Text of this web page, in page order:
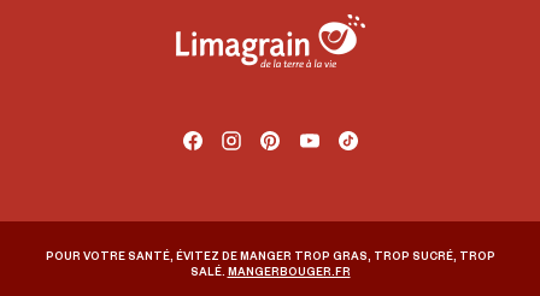
FacebookInstagramPinterestYoutubeTiktok
POUR VOTRE SANTÉ, ÉVITEZ DE MANGER TROP GRAS, TROP SUCRÉ, TROP
SALÉ. MANGERBOUGER.FR